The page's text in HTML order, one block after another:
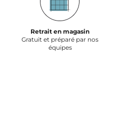
Retrait en magasin
Gratuit et préparé par nos
équipes